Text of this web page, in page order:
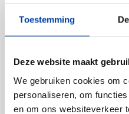
Toestemming
Deze website maakt
We gebruiken cookies om
personaliseren, om
en om ons websiteverkeer
Met je bedrijfslogo in
Met een slogan of tekst
Op een positie die
garandeert
Je bedrukte kop en